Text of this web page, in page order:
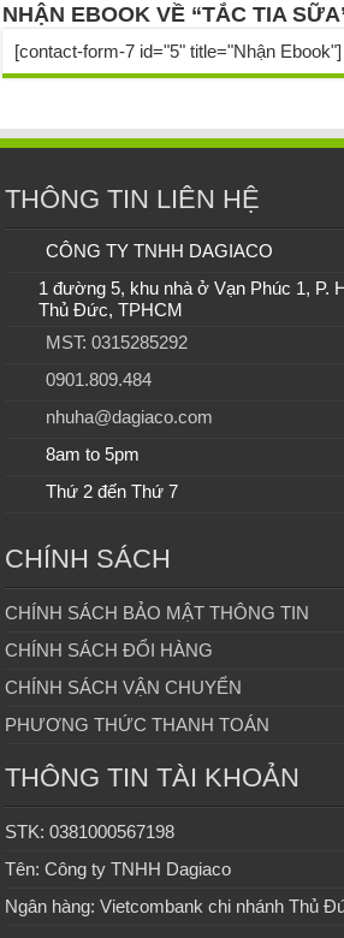
NHẬN EBOOK VỀ “TẮC TIA
[contact-form-7 id="5" title="Nhận Ebook"]
THÔNG TIN LIÊN HỆ
CÔNG TY TNHH DAGIACO
1 đường 5, khu nhà ở Vạn Phúc 1, P.
Thủ Đức, TPHCM
MST: 0315285292
0901.809.484
nhuha@dagiaco.com
8am to 5pm
Thứ 2 đến Thứ 7
CHÍNH SÁCH
CHÍNH SÁCH BẢO MẬT THÔNG TIN
CHÍNH SÁCH ĐỔI HÀNG
CHÍNH SÁCH VẬN CHUYỂN
PHƯƠNG THỨC THANH TOÁN
THÔNG TIN TÀI KHOẢN
STK: 0381000567198
Tên: Công ty TNHH Dagiaco
Ngân hàng: Vietcombank chi nhánh Thủ